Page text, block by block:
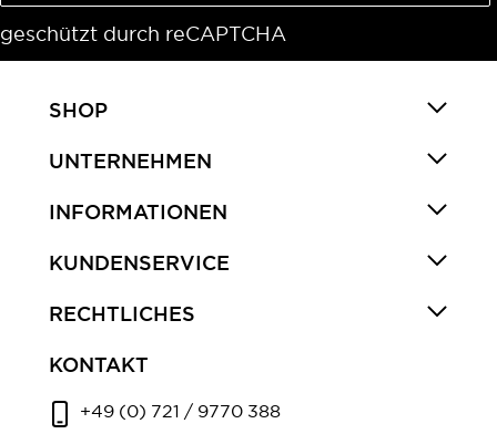
geschützt durch reCAPTCHA
SHOP
UNTERNEHMEN
INFORMATIONEN
KUNDENSERVICE
RECHTLICHES
KONTAKT
+49 (0) 721 / 9770 388